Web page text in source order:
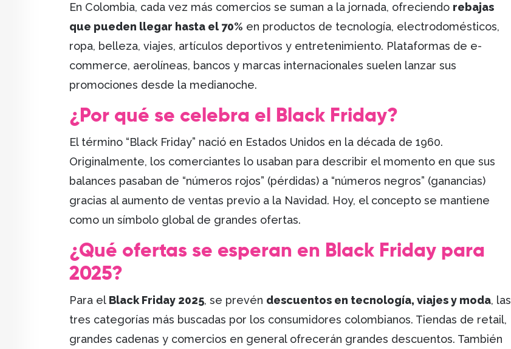
En Colombia, cada vez más comercios se suman a la jornada, ofreciendo rebajas
que pueden llegar hasta el 70% en productos de tecnología, electrodomésticos,
ropa, belleza, viajes, artículos deportivos y entretenimiento. Plataformas de e-
commerce, aerolíneas, bancos y marcas internacionales suelen lanzar sus
promociones desde la medianoche.
¿Por qué se celebra el Black Friday?
El término “Black Friday” nació en Estados Unidos en la década de 1960.
Originalmente, los comerciantes lo usaban para describir el momento en que sus
balances pasaban de “números rojos” (pérdidas) a “números negros” (ganancias)
gracias al aumento de ventas previo a la Navidad. Hoy, el concepto se mantiene
como un símbolo global de grandes ofertas.
¿Qué ofertas se esperan en Black Friday para
2025?
Para el Black Friday 2025, se prevén descuentos en tecnología, viajes y moda, las
tres categorías más buscadas por los consumidores colombianos. Tiendas de retail,
grandes cadenas y comercios en general ofrecerán grandes descuentos. También